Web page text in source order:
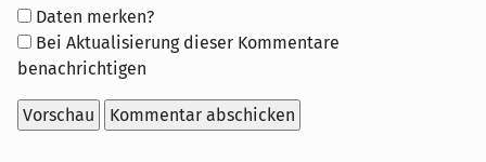
Formular-
Optionen
Daten merken?
Bei Aktualisierung dieser Kommentare
benachrichtigen